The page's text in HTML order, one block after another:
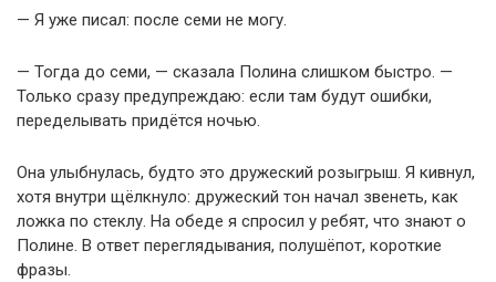
— Я уже писал: после семи не могу.
— Тогда до семи, — сказала Полина слишком быстро. —
Только сразу предупреждаю: если там будут ошибки,
переделывать придётся ночью.
Она улыбнулась, будто это дружеский розыгрыш. Я кивнул,
хотя внутри щёлкнуло: дружеский тон начал звенеть, как
ложка по стеклу. На обеде я спросил у ребят, что знают о
Полине. В ответ переглядывания, полушёпот, короткие
фразы.